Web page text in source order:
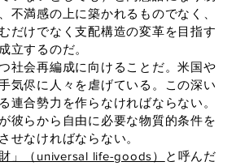
満感の上に築かれるものでなく、
だけでなく支配構造の変革を目指す
立するのだ。
社会再編成に向けることだ。米国や
気侭に人々を虐げている。この深い
合勢力を作らなければならない。
彼らから自由に必要な物質的条件を
せなければならない。
」（universal life-goods）
と呼んだ